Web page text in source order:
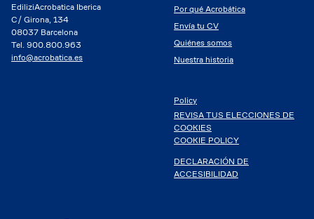
EdiliziAcrobatica Iberica
C/ Girona, 134
08037 Barcelona
Tel. 900.800.963
info@acrobatica.es
Por qué Acrobática
Envía tu CV
Quiénes somos
Nuestra historia
Policy
REVISA TUS ELECCIONES DE
COOKIES
COOKIE POLICY
DECLARACIÓN DE
ACCESIBILIDAD